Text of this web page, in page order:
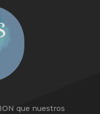
que nuestros